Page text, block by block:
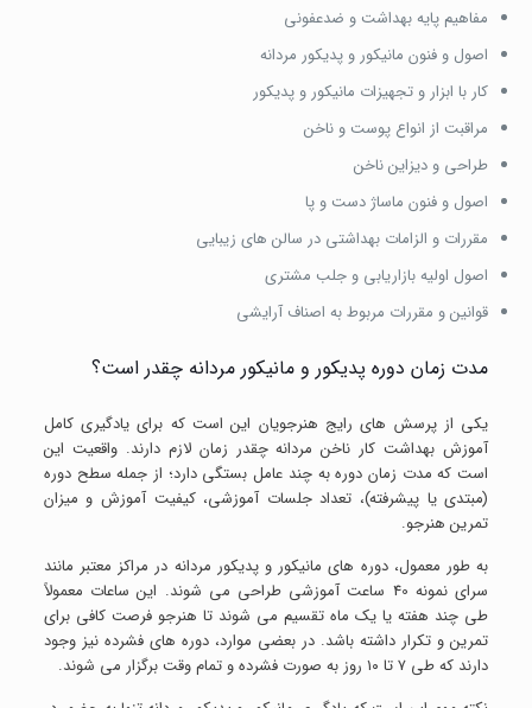
مفاهیم پایه بهداشت و ضدعفونی
اصول و فنون مانیکور و پدیکور مردانه
کار با ابزار و تجهیزات مانیکور و پدیکور
مراقبت از انواع پوست و ناخن
طراحی و دیزاین ناخن
اصول و فنون ماساژ دست و پا
مقررات و الزامات بهداشتی در سالن های زیبایی
اصول اولیه بازاریابی و جلب مشتری
قوانین و مقررات مربوط به اصناف آرایشی
مدت زمان دوره پدیکور و مانیکور مردانه چقدر است؟
یکی از پرسش های رایج هنرجویان این است که برای یادگیری کامل
آموزش بهداشت کار ناخن مردانه چقدر زمان لازم دارند. واقعیت این
است که مدت زمان دوره به چند عامل بستگی دارد؛ از جمله سطح دوره
(مبتدی یا پیشرفته)، تعداد جلسات آموزشی، کیفیت آموزش و میزان
تمرین هنرجو.
به طور معمول، دوره های مانیکور و پدیکور مردانه در مراکز معتبر مانند
سرای نمونه 40 ساعت آموزشی طراحی می شوند. این ساعات معمولاً
طی چند هفته یا یک ماه تقسیم می شوند تا هنرجو فرصت کافی برای
تمرین و تکرار داشته باشد. در بعضی موارد، دوره های فشرده نیز وجود
دارند که طی ۷ تا ۱۰ روز به صورت فشرده و تمام وقت برگزار می شوند.